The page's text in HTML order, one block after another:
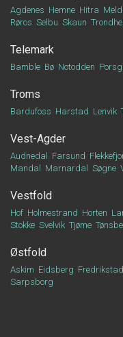
Agdenes Hemne Hitra
Røros Selbu Skaun
Telemark
Bamble Bø Notodden
Troms
Bardufoss Harstad Lenvik
Vest-Agder
Audnedal Farsund
Mandal
Marnardal Søgne
Vestfold
Hof Holmestrand Horten
Stokke Svelvik Tjøme
Østfold
Askim Eidsberg Fredrikstad
Sarpsborg